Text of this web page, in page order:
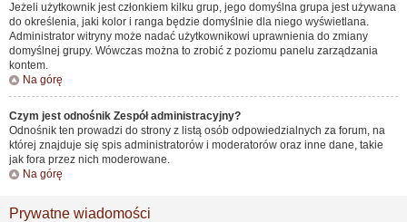
Jeżeli użytkownik jest członkiem kilku grup, jego domyślna grupa jest używana
do określenia, jaki kolor i ranga będzie domyślnie dla niego wyświetlana.
Administrator witryny może nadać użytkownikowi uprawnienia do zmiany
domyślnej grupy. Wówczas można to zrobić z poziomu panelu zarządzania
kontem.
Na górę
Czym jest odnośnik Zespół administracyjny?
Odnośnik ten prowadzi do strony z listą osób odpowiedzialnych za forum, na
której znajduje się spis administratorów i moderatorów oraz inne dane, takie
jak fora przez nich moderowane.
Na górę
Prywatne wiadomości